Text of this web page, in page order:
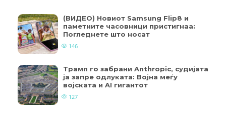
(ВИДЕО) Новиот Samsung Flip8 и
паметните часовници пристигнаа:
Погледнете што носат
146
Трамп го забрани Anthropic, судијата
ја запре одлуката: Војна меѓу
војската и AI гигантот
127